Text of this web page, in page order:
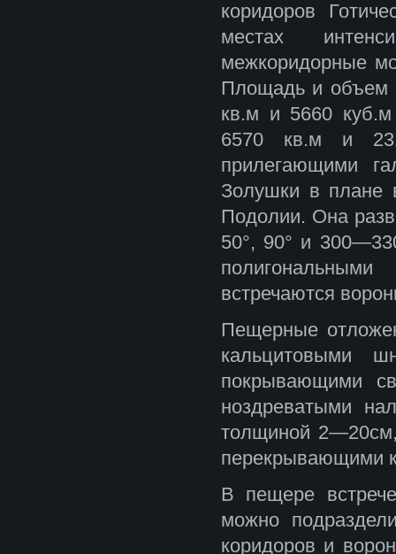
коридоров
местах
межкоридорные
Площадь и объем
кв.м и 5660
6570 кв.м и
прилегающими
Золушки в плане
Подолии. Она
50°, 90° и
встречаются
Пещерные
кальцитовыми
покрывающими
ноздреватыми
толщиной
перекрывающими
В пещере
можно
коридоров и